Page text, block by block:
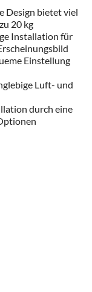
Design bietet viel
20 kg
Installation für
Einstellung
Luft- und
durch eine